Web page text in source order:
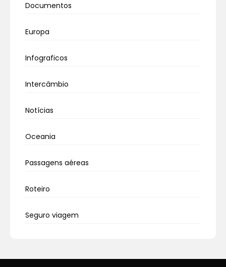
Documentos
Europa
Infograficos
Intercâmbio
Notícias
Oceania
Passagens aéreas
Roteiro
Seguro viagem